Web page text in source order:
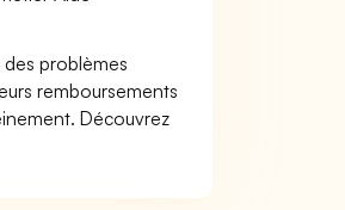
problèmes
remboursements
Découvrez